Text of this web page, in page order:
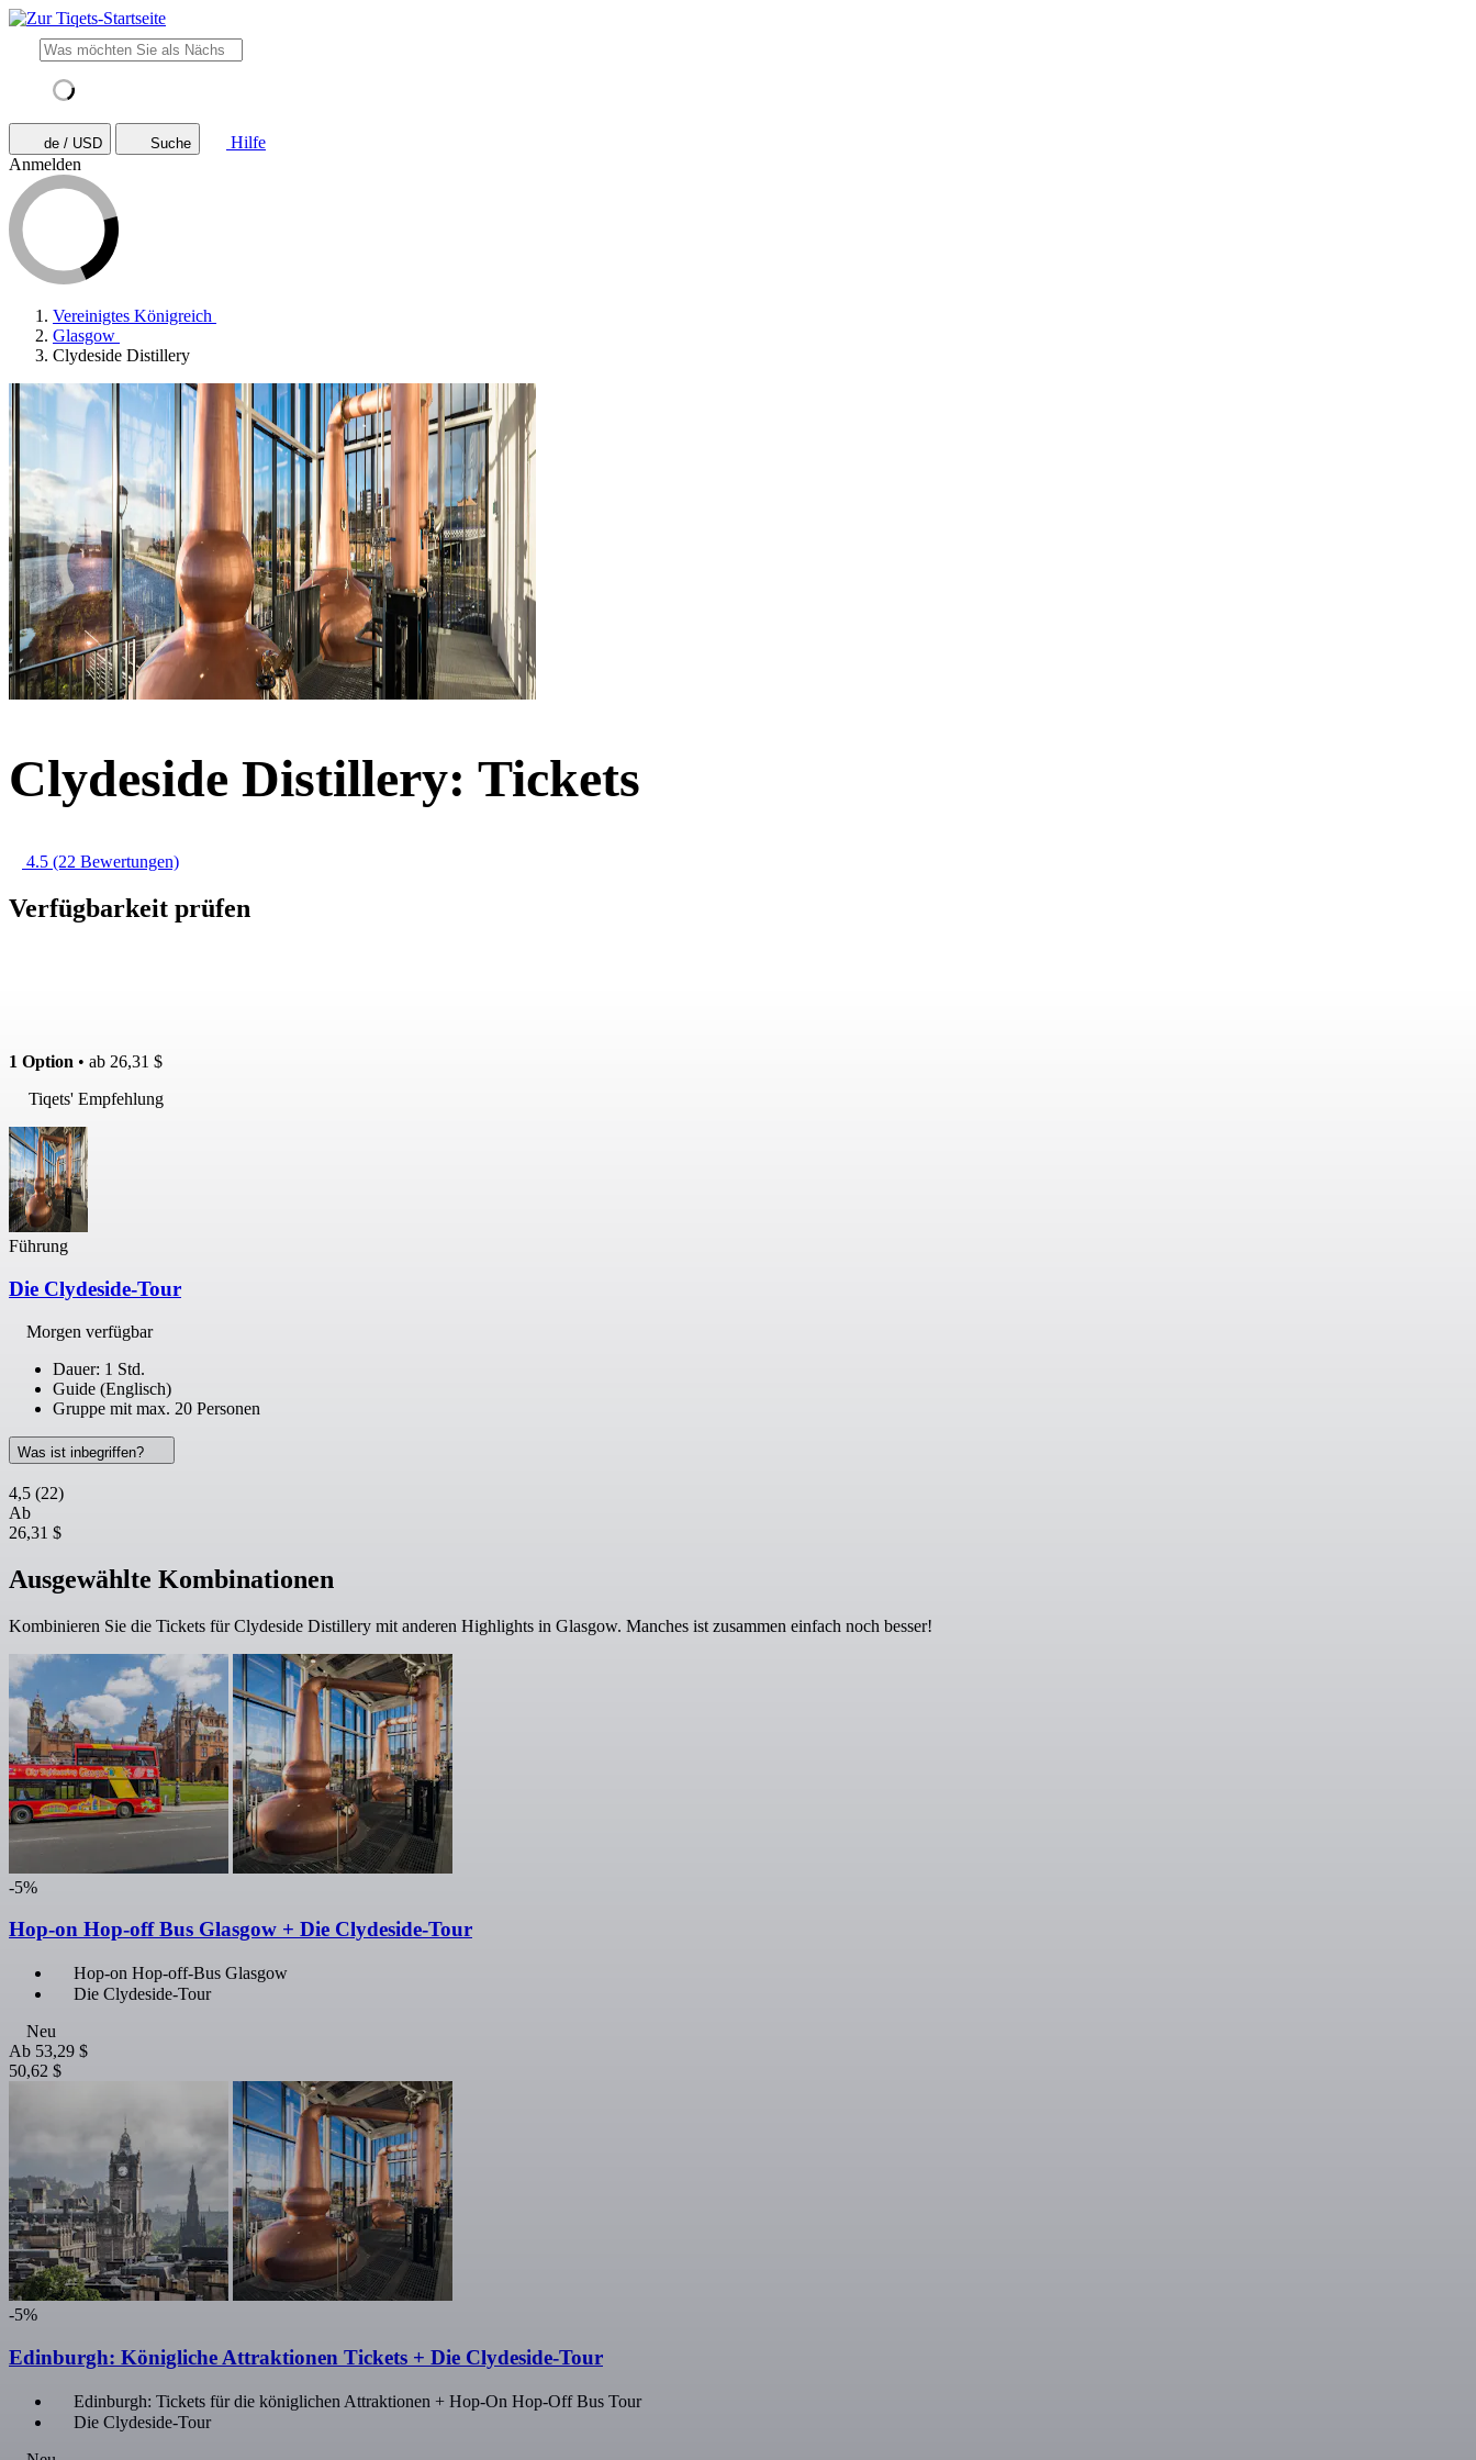
de / USD Suche
Hilfe
Anmelden
Vereinigtes Königreich
Glasgow
Clydeside Distillery
Clydeside Distillery: Tickets
4.5 (22 Bewertungen)
Verfügbarkeit prüfen
1 Option • ab 26,31 $
Tiqets' Empfehlung
Führung
Die Clydeside-Tour
Morgen verfügbar
Dauer: 1 Std.
Guide (Englisch)
Gruppe mit max. 20 Personen
Was ist inbegriffen?
4,5 (22)
Ab
26,31 $
Ausgewählte Kombinationen
Kombinieren Sie die Tickets für Clydeside Distillery mit anderen Highlights in Glasgow. Manches ist zusammen einfach noch besser!
-5%
Hop-on Hop-off Bus Glasgow + Die Clydeside-Tour
Hop-on Hop-off-Bus Glasgow
Die Clydeside-Tour
Neu
Ab 53,29 $
50,62 $
-5%
Edinburgh: Königliche Attraktionen Tickets + Die Clydeside-Tour
Edinburgh: Tickets für die königlichen Attraktionen + Hop-On Hop-Off Bus Tour
Die Clydeside-Tour